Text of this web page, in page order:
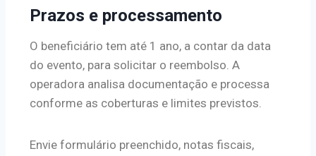
Prazos e processamento
O beneficiário tem até 1 ano, a contar da data
do evento, para solicitar o reembolso. A
operadora analisa documentação e processa
conforme as coberturas e limites previstos.
Envie formulário preenchido, notas fiscais,